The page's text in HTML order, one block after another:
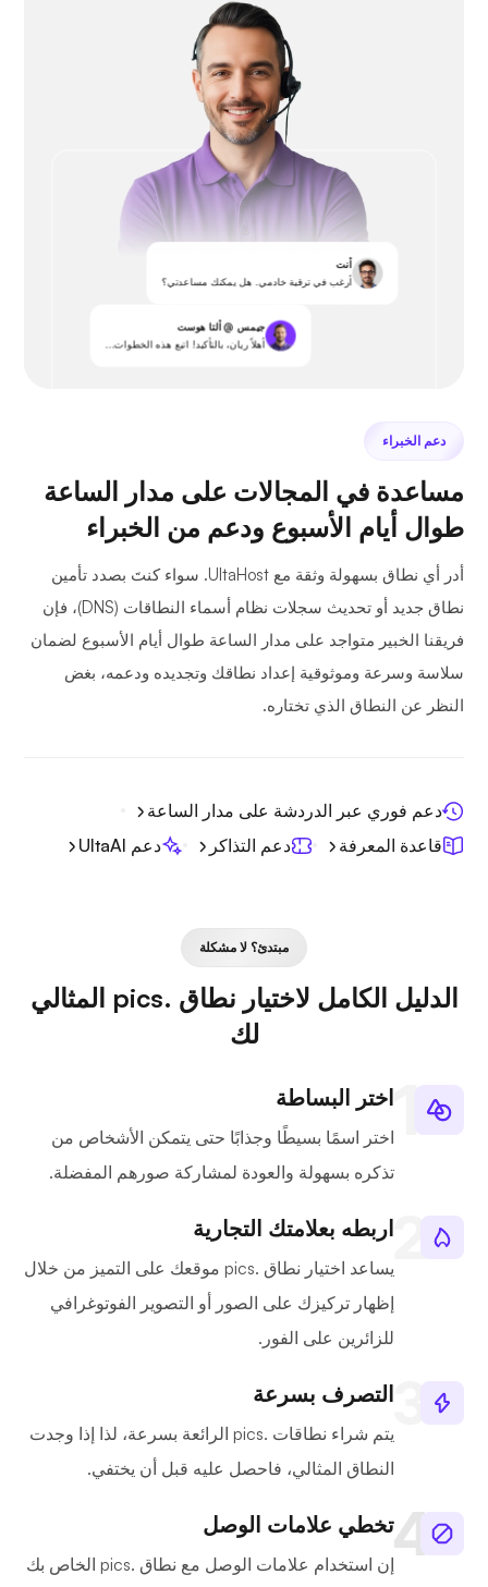
أنت
أرغب في ترقية خادمي. هل يمكنك مساعدتي؟
جيمس @ ألتا هوست
أهلاً ريان، بالتأكيد! اتبع هذه الخطوات...
دعم الخبراء
مساعدة في المجالات على مدار الساعة
طوال أيام الأسبوع ودعم من الخبراء
أدر أي نطاق بسهولة وثقة مع UltaHost. سواء كنتَ بصدد تأمين
نطاق جديد أو تحديث سجلات نظام أسماء النطاقات (DNS)، فإن
فريقنا الخبير متواجد على مدار الساعة طوال أيام الأسبوع لضمان
سلاسة وسرعة وموثوقية إعداد نطاقك وتجديده ودعمه، بغض
النظر عن النطاق الذي تختاره.
دعم فوري عبر الدردشة على مدار الساعة
قاعدة المعرفة
دعم التذاكر دعم UltaAI
مبتدئ؟ لا مشكلة
الدليل الكامل لاختيار نطاق .pics المثالي
لك
اختر البساطة
اختر اسمًا بسيطًا وجذابًا حتى يتمكن الأشخاص من
تذكره بسهولة والعودة لمشاركة صورهم المفضلة.
اربطه بعلامتك التجارية
يساعد اختيار نطاق .pics موقعك على التميز من خلال
إظهار تركيزك على الصور أو التصوير الفوتوغرافي
للزائرين على الفور.
التصرف بسرعة
يتم شراء نطاقات .pics الرائعة بسرعة، لذا إذا وجدت
النطاق المثالي، فاحصل عليه قبل أن يختفي.
تخطي علامات الوصل
إن استخدام علامات الوصل مع نطاق .pics الخاص بك